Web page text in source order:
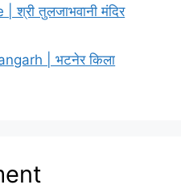
तुलजाभवानी मंदिर
| भटनेर किला